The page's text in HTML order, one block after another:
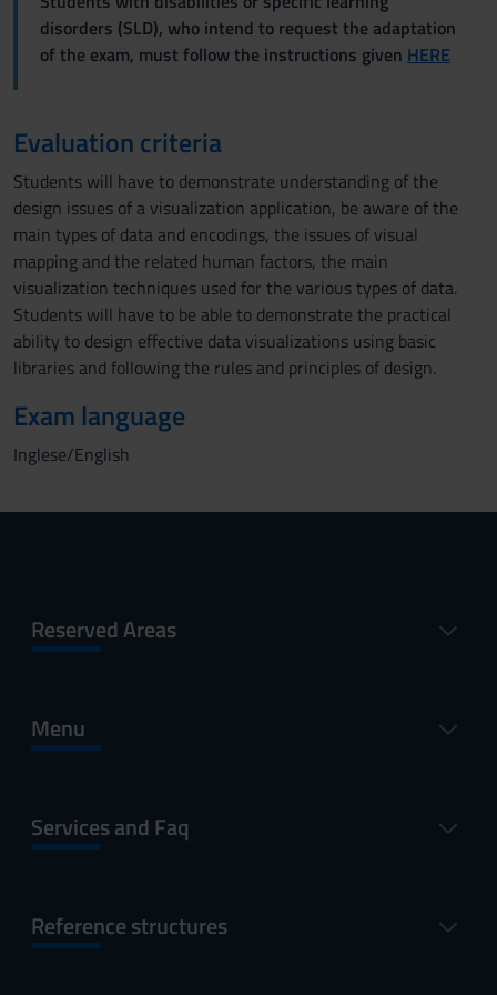
disorders (SLD), who intend to request the adaptation
of the exam, must follow the instructions given HERE
Evaluation criteria
Students will have to demonstrate understanding of the
design issues of a visualization application, be aware of the
main types of data and encodings, the issues of visual
mapping and the related human factors, the main
visualization techniques used for the various types of data.
Students will have to be able to demonstrate the practical
ability to design effective data visualizations using basic
libraries and following the rules and principles of design.
Exam language
Inglese/English
Reserved Areas
Menu
Services and Faq
Reference structures